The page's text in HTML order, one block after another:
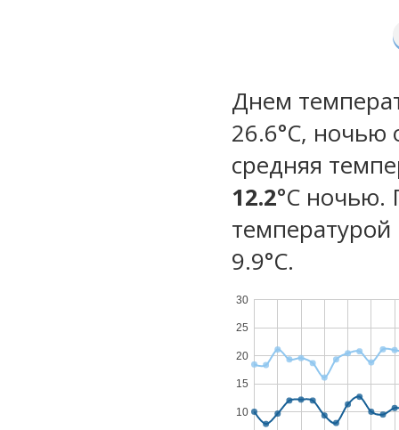
Днем
26.6°C, ночью
средняя
12.2°C
температурой
9.9°С.
10
15
20
25
30